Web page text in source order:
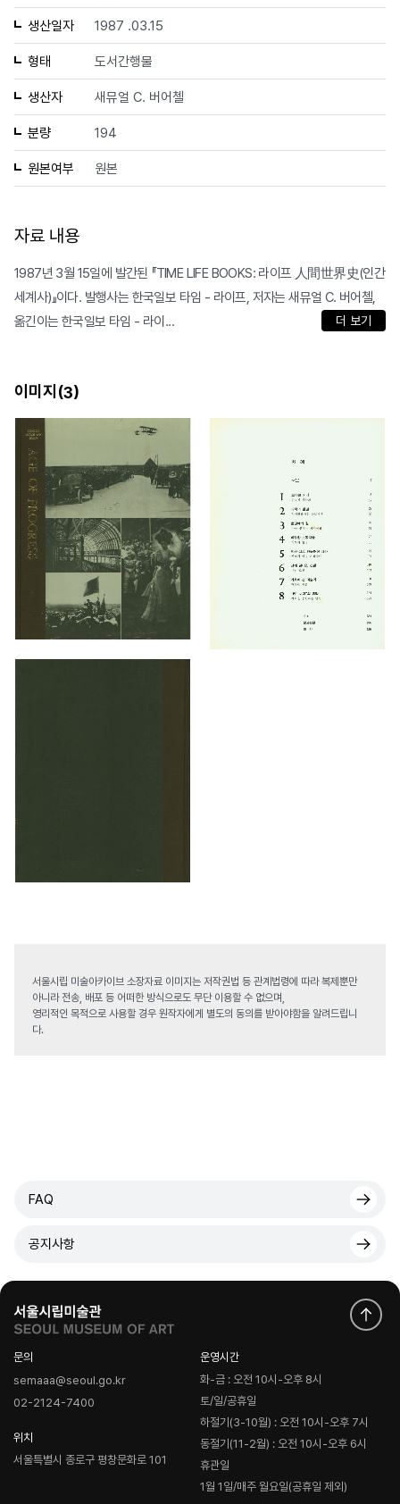
생산일자 1987 .03.15
형태 도서간행물
생산자 새뮤얼 C. 버어첼
분량 194
원본여부 원본
자료 내용
1987년 3월 15일에 발간된 『TIME LIFE BOOKS: 라이프 人間世界史(인간
세계사)』이다. 발행사는 한국일보 타임 - 라이프, 저자는 새뮤얼 C. 버어첼,
옮긴이는 한국일보 타임 - 라이...
더 보기
이미지(3)
서울시립 미술아카이브 소장자료 이미지는 저작권법 등 관계법령에 따라 복제뿐만
아니라 전송, 배포 등 어떠한 방식으로도 무단 이용할 수 없으며,
영리적인 목적으로 사용할 경우 원작자에게 별도의 동의를 받아야함을 알려드립니
다.
FAQ
공지사항
문의
semaaa@seoul.go.kr
02-2124-7400
위치
서울특별시 종로구 평창문화로 101
운영시간
화-금 : 오전 10시-오후 8시
토/일/공휴일
하절기(3-10월) : 오전 10시-오후 7시
동절기(11-2월) : 오전 10시-오후 6시
휴관일
1월 1일/매주 월요일(공휴일 제외)